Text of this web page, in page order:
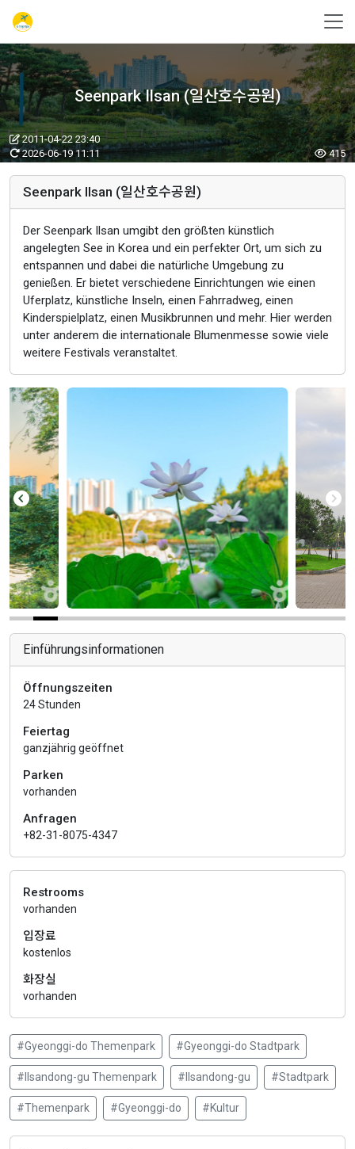
Seenpark Ilsan (일산호수공원)
2011-04-22 23:40
2026-06-19 11:11
415
Seenpark Ilsan (일산호수공원)
Der Seenpark Ilsan umgibt den größten künstlich
angelegten See in Korea und ein perfekter Ort, um sich zu
entspannen und dabei die natürliche Umgebung zu
genießen. Er bietet verschiedene Einrichtungen wie einen
Uferplatz, künstliche Inseln, einen Fahrradweg, einen
Kinderspielplatz, einen Musikbrunnen und mehr. Hier werden
unter anderem die internationale Blumenmesse sowie viele
weitere Festivals veranstaltet.
Einführungsinformationen
Öffnungszeiten
24 Stunden
Feiertag
ganzjährig geöffnet
Parken
vorhanden
Anfragen
+82-31-8075-4347
Restrooms
vorhanden
입장료
kostenlos
화장실
vorhanden
#Gyeonggi-do Themenpark #Gyeonggi-do Stadtpark
#Ilsandong-gu Themenpark #Ilsandong-gu #Stadtpark
#Themenpark #Gyeonggi-do #Kultur